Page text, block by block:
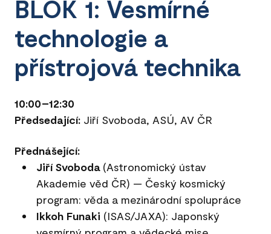
BLOK 1: Vesmírné
technologie a
přístrojová technika
10:00–12:30
Předsedající: Jiří Svoboda, ASÚ, AV ČR
Přednášející:
Jiří Svoboda(Astronomický ústav
Akademie věd ČR) — Český kosmický
program: věda a mezinárodní spolupráce
Ikkoh Funaki (ISAS/JAXA): Japonský